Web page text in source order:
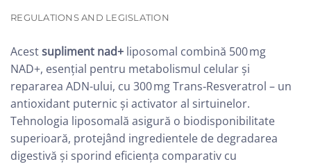
REGULATIONS AND LEGISLATION
Acestsupliment nad+ liposomal combină 500 mg
NAD+, esențial pentru metabolismul celular și
repararea ADN-ului, cu 300 mg Trans‑Resveratrol – un
antioxidant puternic și activator al sirtuinelor.
Tehnologia liposomală asigură o biodisponibilitate
superioară, protejând ingredientele de degradarea
digestivă și sporind eficiența comparativ cu